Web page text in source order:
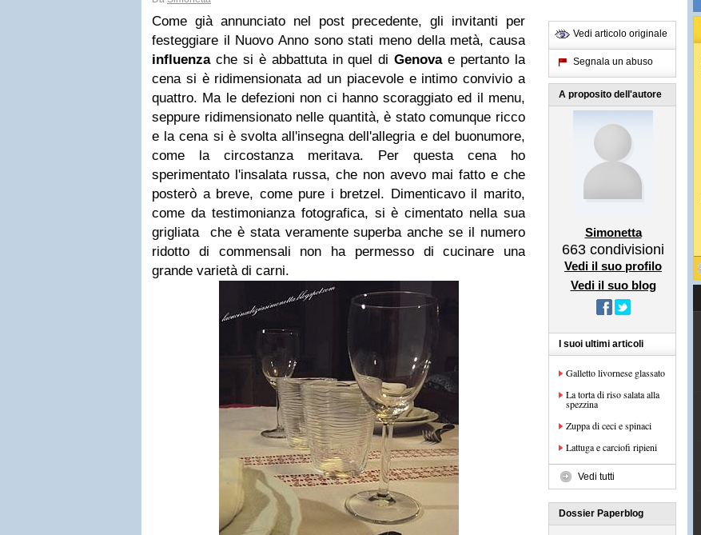
Come già annunciato nel post precedente, gli invitanti per
festeggiare il Nuovo Anno sono stati meno della metà, causa
influenzache si è abbattuta in quel diGenovae pertanto la
cena si è ridimensionata ad un piacevole e intimo convivio a
quattro. Ma le defezioni non ci hanno scoraggiato ed il menu,
seppure ridimensionato nelle quantità, è stato comunque ricco
e la cena si è svolta all'insegna dell'allegria e del buonumore,
come la circostanza meritava. Per questa cena ho
sperimentato l'insalata russa, che non avevo mai fatto e che
posterò a breve, come pure i bretzel. Dimenticavo il marito,
come da testimonianza fotografica, si è cimentato nella sua
grigliata che è stata veramente superba anche se il numero
ridotto di commensali non ha permesso di cucinare una
grande varietà di carni.
Vedi articolo originale
Segnala un abuso
A proposito dell'autore
Simonetta
663 condivisioni
Vedi il suo profilo
Vedi il suo blog
I suoi ultimi articoli
Galletto livornese glassato
La torta di riso salata alla
spezzina
Zuppa di ceci e spinaci
Lattuga e carciofi ripieni
Vedi tutti
Dossier Paperblog